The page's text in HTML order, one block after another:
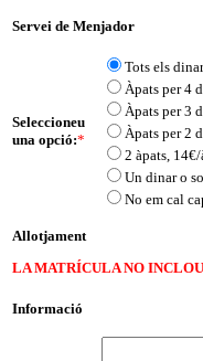
Servei de Menjador
Seleccioneu
una opció:*
Tots els
Àpats per 4
Àpats per 3
Àpats per 2
2 àpats,
Un dinar o
No em cal
Allotjament
LA MATRÍCULA NO
Informació